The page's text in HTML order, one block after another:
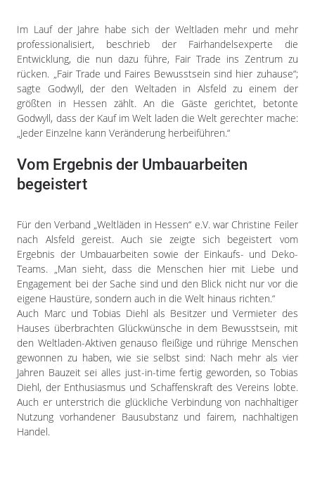
Im Lauf der Jahre habe sich der Weltladen mehr und mehr
professionalisiert, beschrieb der Fairhandelsexperte die
Entwicklung, die nun dazu führe, Fair Trade ins Zentrum zu
rücken. „Fair Trade und Faires Bewusstsein sind hier zuhause“;
sagte Godwyll, der den Weltaden in Alsfeld zu einem der
größten in Hessen zählt. An die Gäste gerichtet, betonte
Godwyll, dass der Kauf im Welt laden die Welt gerechter mache:
„Jeder Einzelne kann Veränderung herbeiführen.“
Vom Ergebnis der Umbauarbeiten
begeistert
Für den Verband „Weltläden in Hessen“ e.V. war Christine Feiler
nach Alsfeld gereist. Auch sie zeigte sich begeistert vom
Ergebnis der Umbauarbeiten sowie der Einkaufs- und Deko-
Teams. „Man sieht, dass die Menschen hier mit Liebe und
Engagement bei der Sache sind und den Blick nicht nur vor die
eigene Haustüre, sondern auch in die Welt hinaus richten.“
Auch Marc und Tobias Diehl als Besitzer und Vermieter des
Hauses überbrachten Glückwünsche in dem Bewusstsein, mit
den Weltladen-Aktiven genauso fleißige und rührige Menschen
gewonnen zu haben, wie sie selbst sind: Nach mehr als vier
Jahren Bauzeit sei alles just-in-time fertig geworden, so Tobias
Diehl, der Enthusiasmus und Schaffenskraft des Vereins lobte.
Auch er unterstrich die glückliche Verbindung von nachhaltiger
Nutzung vorhandener Bausubstanz und fairem, nachhaltigen
Handel.